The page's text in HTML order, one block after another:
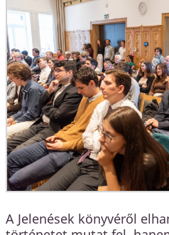
A Jelenések könyvéről